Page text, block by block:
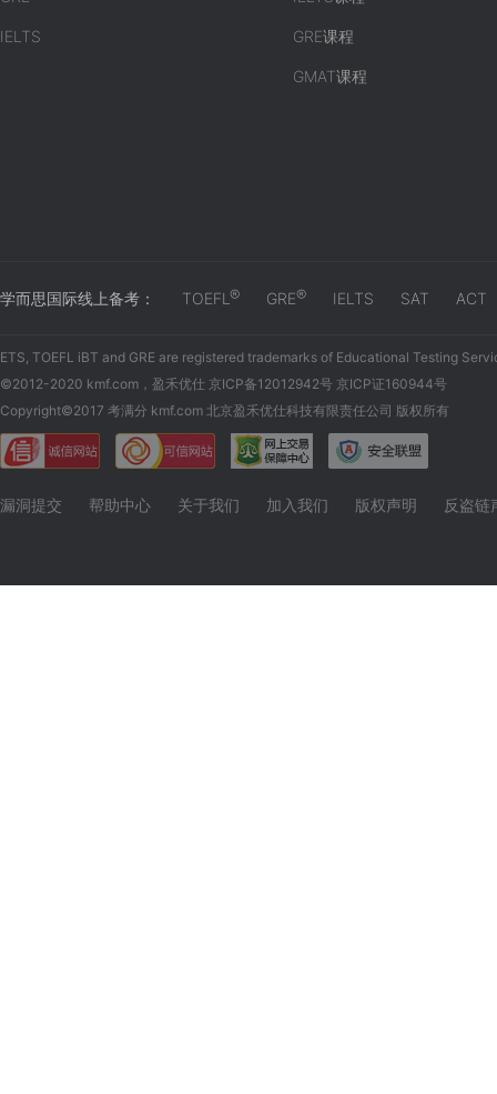
IELTS GRE课程
GMAT课程
学而思国际线上备考： TOEFL ® GRE® IELTS SAT ACT
ETS, TOEFL iBT and GRE are registered trademarks of Educational Testing
©2012-2020 kmf.com，盈禾优仕 京ICP备12012942号 京ICP证160944号
Copyright©2017 考满分 kmf.com 北京盈禾优仕科技有限责任公司 版权所有
漏洞提交 帮助中心 关于我们 加入我们 版权声明 反盗链